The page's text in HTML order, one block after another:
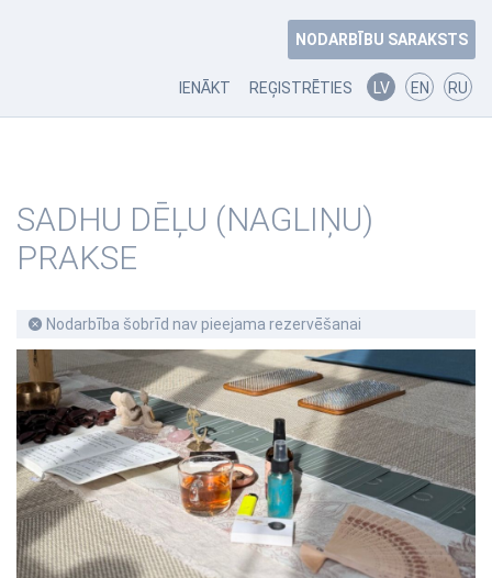
NODARBĪBU SARAKSTS
IENĀKT REĢISTRĒTIES LV EN RU
SADHU DĒĻU (NAGLIŅU)
PRAKSE
Nodarbība šobrīd nav pieejama rezervēšanai